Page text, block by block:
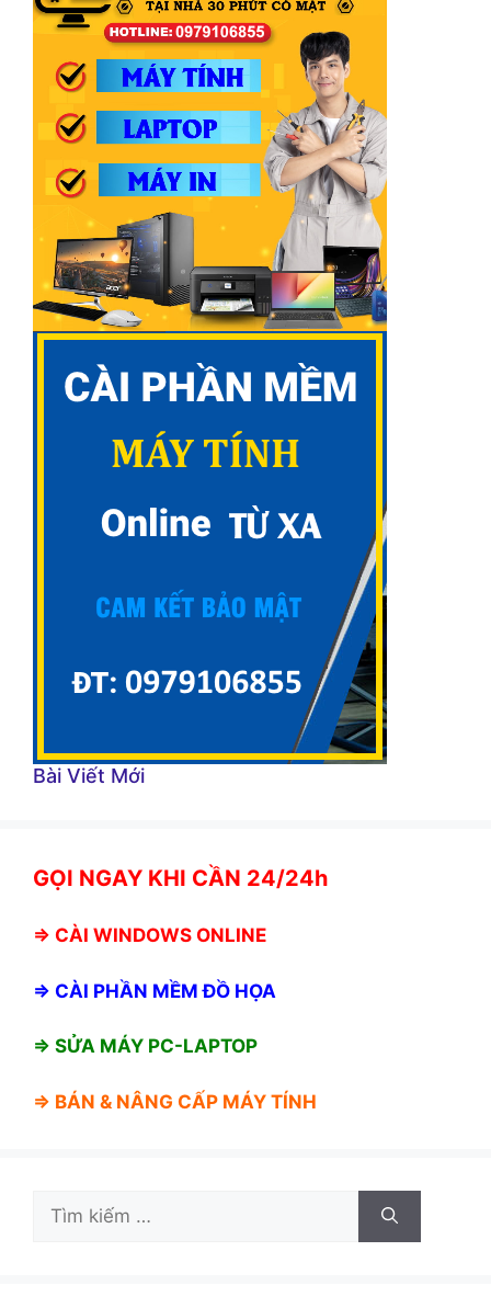
Bài Viết Mới
GỌI NGAY KHI CẦN 24/24h
⇒ CÀI WINDOWS ONLINE
⇒ CÀI PHẦN MỀM ĐỒ HỌA
⇒ SỬA MÁY PC-LAPTOP
⇒ BÁN & NÂNG CẤP MÁY TÍNH
Tìm
kiếm